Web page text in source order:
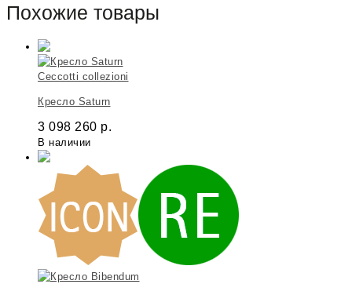
Похожие товары
Ceccotti сollezioni
Кресло Saturn
3 098 260 р.
В наличии